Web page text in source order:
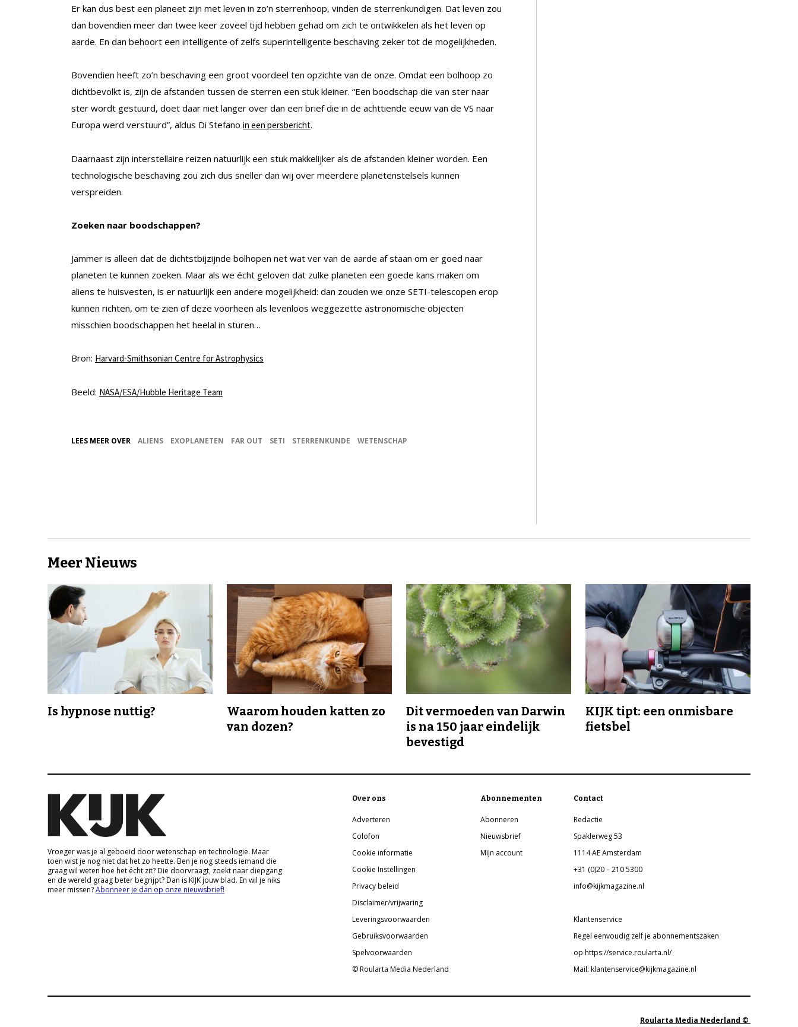
Er kan dus best een planeet zijn met leven in zo’n sterrenhoop, vinden de sterrenkundigen. Dat leven zou
dan bovendien meer dan twee keer zoveel tijd hebben gehad om zich te ontwikkelen als het leven op
aarde. En dan behoort een intelligente of zelfs superintelligente beschaving zeker tot de mogelijkheden.
Bovendien heeft zo’n beschaving een groot voordeel ten opzichte van de onze. Omdat een bolhoop zo
dichtbevolkt is, zijn de afstanden tussen de sterren een stuk kleiner. “Een boodschap die van ster naar
ster wordt gestuurd, doet daar niet langer over dan een brief die in de achttiende eeuw van de VS naar
Europa werd verstuurd”, aldus Di Stefano in een persbericht.
Daarnaast zijn interstellaire reizen natuurlijk een stuk makkelijker als de afstanden kleiner worden. Een
technologische beschaving zou zich dus sneller dan wij over meerdere planetenstelsels kunnen
verspreiden.
Zoeken naar boodschappen?
Jammer is alleen dat de dichtstbijzijnde bolhopen net wat ver van de aarde af staan om er goed naar
planeten te kunnen zoeken. Maar als we écht geloven dat zulke planeten een goede kans maken om
aliens te huisvesten, is er natuurlijk een andere mogelijkheid: dan zouden we onze SETI-telescopen erop
kunnen richten, om te zien of deze voorheen als levenloos weggezette astronomische objecten
misschien boodschappen het heelal in sturen…
Bron: Harvard-Smithsonian Centre for Astrophysics
Beeld: NASA/ESA/Hubble Heritage Team
LEES MEER OVER ALIENS EXOPLANETEN FAR OUT SETI STERRENKUNDE WETENSCHAP
Meer Nieuws
Is hypnose nuttig?
Waarom houden katten zo
van dozen?
Dit vermoeden van Darwin
is na 150 jaar eindelijk
bevestigd
KIJK tipt: een onmisbare
fietsbel
Vroeger was je al geboeid door wetenschap en technologie. Maar
toen wist je nog niet dat het zo heette. Ben je nog steeds iemand die
graag wil weten hoe het écht zit? Die doorvraagt, zoekt naar diepgang
en de wereld graag beter begrijpt? Dan is KIJK jouw blad. En wil je niks
meer missen?Abonneer je dan op onze nieuwsbrief!
Over ons
Adverteren
Colofon
Cookie informatie
Cookie Instellingen
Privacy beleid
Disclaimer/vrijwaring
Leveringsvoorwaarden
Gebruiksvoorwaarden
Spelvoorwaarden
© Roularta Media Nederland
Abonnementen
Abonneren
Nieuwsbrief
Mijn account
Contact
Redactie
Spaklerweg 53
1114 AE Amsterdam
+31 (0)20 – 210 5300
info@kijkmagazine.nl
Klantenservice
Regel eenvoudig zelf je abonnementszaken
op https://service.roularta.nl/
Mail: klantenservice@kijkmagazine.nl
Roularta Media Nederland ©